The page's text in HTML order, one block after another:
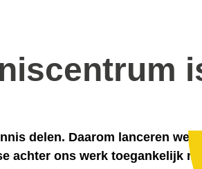
delen. Daarom lanceren we
achter ons werk toegankelijk